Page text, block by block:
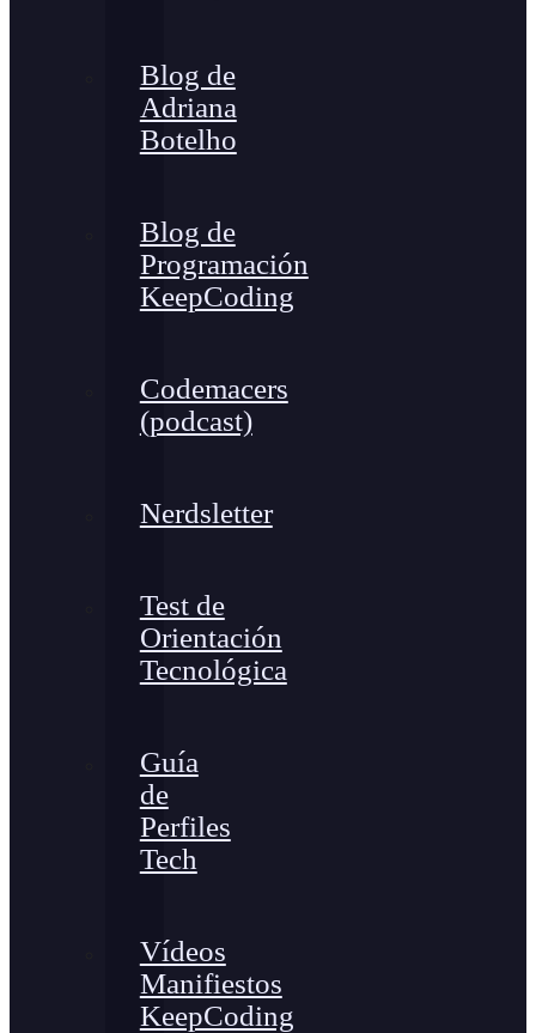
Blog de
Adriana
Botelho
Blog de
Programación
KeepCoding
Codemacers
(podcast)
Nerdsletter
Test de
Orientación
Tecnológica
Guía
de
Perfiles
Tech
Vídeos
Manifiestos
KeepCoding